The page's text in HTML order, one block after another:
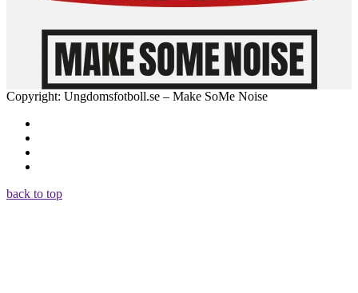
Copyright: Ungdomsfotboll.se – Make SoMe Noise
back to top